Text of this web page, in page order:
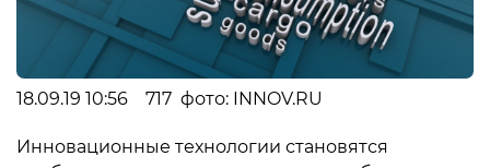
18.09.19 10:56 717 фото: INNOV.RU
Инновационные технологии становятся